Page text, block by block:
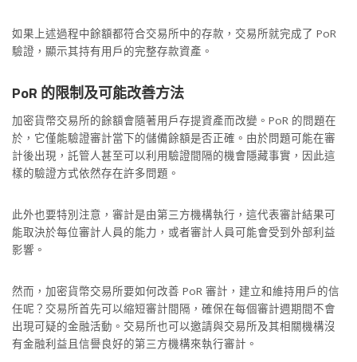
如果上述過程中餘額都符合交易所中的存款，交易所就完成了 PoR
驗證，顯示其持有用戶的完整存款資產。
PoR 的限制及可能改善方法
加密貨幣交易所的餘額會隨著用戶存提資產而改變。PoR 的問題在
於，它僅能驗證審計當下的儲備餘額是否正確。由於問題可能在審
計後出現，託管人甚至可以利用驗證間隔的機會隱藏事實，因此這
樣的驗證方式依然存在許多問題。
此外也要特別注意，審計是由第三方機構執行，這代表審計結果可
能取決於每位審計人員的能力，或者審計人員可能會受到外部利益
影響。
然而，加密貨幣交易所要如何改善 PoR 審計，建立和維持用戶的信
任呢？交易所首先可以縮短審計間隔，確保在每個審計週期間不會
出現可疑的金融活動。交易所也可以邀請與交易所及其相關機構沒
有金融利益且信譽良好的第三方機構來執行審計。